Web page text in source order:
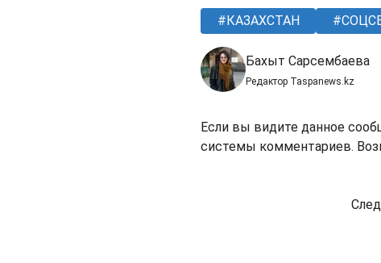
КАЗАХСТАН
Бахыт Сарсембаева
Редактор Taspanews.kz
Если вы видите данное
системы комментариев.